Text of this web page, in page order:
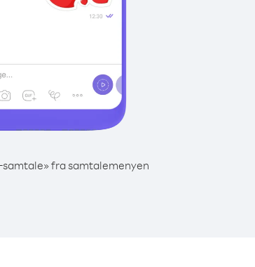
samtale» fra samtalemenyen